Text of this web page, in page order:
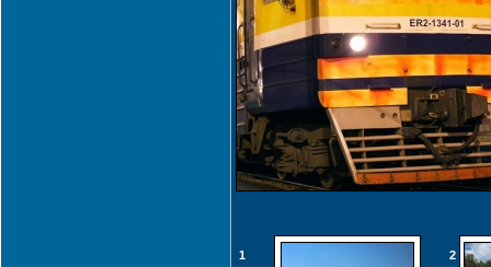
1 2